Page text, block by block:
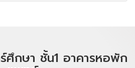
กษา ชั้น1 อาคารหอพัก